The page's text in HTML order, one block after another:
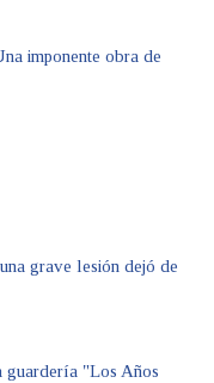
imponente obra de
grave lesión dejó de
guardería "Los Años